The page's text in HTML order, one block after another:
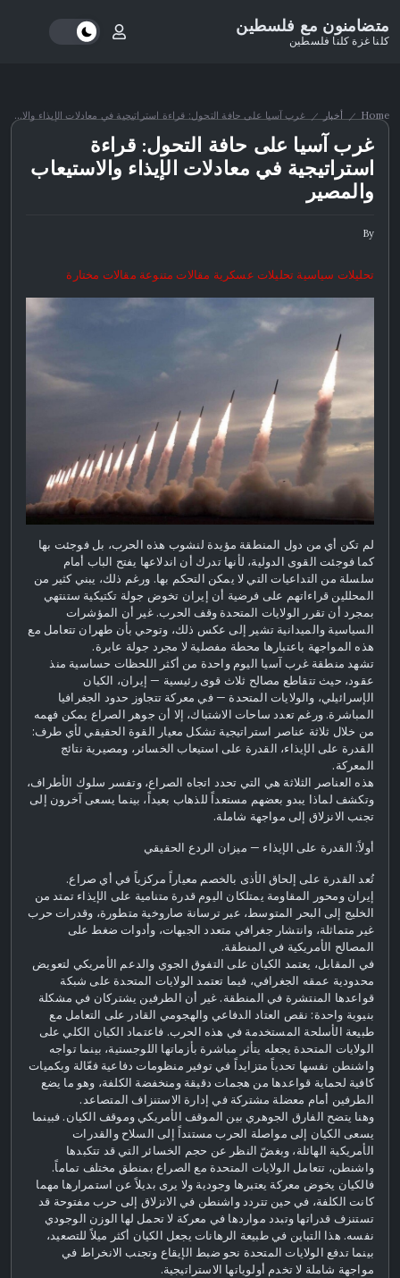
متضامنون مع فلسطين
كلنا غزة كلنا فلسطين
Home
/ أخبار / غرب آسيا على حافة التحول: قراءة استراتيجية في معادلات الإيذاء والاستيعاب والمصير
غرب آسيا على حافة التحول: قراءة
استراتيجية في معادلات الإيذاء والاستيعاب
والمصير
By
تحليلات سياسية تحليلات عسكرية مقالات متنوعة مقالات مختارة
لم تكن أي من دول المنطقة مؤيدة لنشوب هذه الحرب، بل فوجئت بها
كما فوجئت القوى الدولية، لأنها تدرك أن اندلاعها يفتح الباب أمام
سلسلة من التداعيات التي لا يمكن التحكم بها. ورغم ذلك، يبني كثير من
المحللين قراءاتهم على فرضية أن إيران تخوض جولة تكتيكية ستنتهي
بمجرد أن تقرر الولايات المتحدة وقف الحرب. غير أن المؤشرات
السياسية والميدانية تشير إلى عكس ذلك، وتوحي بأن طهران تتعامل مع
هذه المواجهة باعتبارها محطة مفصلية لا مجرد جولة عابرة.
تشهد منطقة غرب آسيا اليوم واحدة من أكثر اللحظات حساسية منذ
عقود، حيث تتقاطع مصالح ثلاث قوى رئيسية — إيران، الكيان
الإسرائيلي، والولايات المتحدة — في معركة تتجاوز حدود الجغرافيا
المباشرة. ورغم تعدد ساحات الاشتباك، إلا أن جوهر الصراع يمكن فهمه
من خلال ثلاثة عناصر استراتيجية تشكل معيار القوة الحقيقي لأي طرف:
القدرة على الإيذاء، القدرة على استيعاب الخسائر، ومصيرية نتائج
المعركة.
هذه العناصر الثلاثة هي التي تحدد اتجاه الصراع، وتفسر سلوك الأطراف،
وتكشف لماذا يبدو بعضهم مستعداً للذهاب بعيداً، بينما يسعى آخرون إلى
تجنب الانزلاق إلى مواجهة شاملة.
أولاً: القدرة على الإيذاء — ميزان الردع الحقيقي
تُعد القدرة على إلحاق الأذى بالخصم معياراً مركزياً في أي صراع.
إيران ومحور المقاومة يمتلكان اليوم قدرة متنامية على الإيذاء تمتد من
الخليج إلى البحر المتوسط، عبر ترسانة صاروخية متطورة، وقدرات حرب
غير متماثلة، وانتشار جغرافي متعدد الجبهات، وأدوات ضغط على
المصالح الأمريكية في المنطقة.
في المقابل، يعتمد الكيان على التفوق الجوي والدعم الأمريكي لتعويض
محدودية عمقه الجغرافي، فيما تعتمد الولايات المتحدة على شبكة
قواعدها المنتشرة في المنطقة. غير أن الطرفين يشتركان في مشكلة
بنيوية واحدة: نقص العتاد الدفاعي والهجومي القادر على التعامل مع
طبيعة الأسلحة المستخدمة في هذه الحرب. فاعتماد الكيان الكلي على
الولايات المتحدة يجعله يتأثر مباشرة بأزماتها اللوجستية، بينما تواجه
واشنطن نفسها تحدياً متزايداً في توفير منظومات دفاعية فعّالة وبكميات
كافية لحماية قواعدها من هجمات دقيقة ومنخفضة الكلفة، وهو ما يضع
الطرفين أمام معضلة مشتركة في إدارة الاستنزاف المتصاعد.
وهنا يتضح الفارق الجوهري بين الموقف الأمريكي وموقف الكيان. فبينما
يسعى الكيان إلى مواصلة الحرب مستنداً إلى السلاح والقدرات
الأمريكية الهائلة، وبغضّ النظر عن حجم الخسائر التي قد تتكبدها
واشنطن، تتعامل الولايات المتحدة مع الصراع بمنطق مختلف تماماً.
فالكيان يخوض معركة يعتبرها وجودية ولا يرى بديلاً عن استمرارها مهما
كانت الكلفة، في حين تتردد واشنطن في الانزلاق إلى حرب مفتوحة قد
تستنزف قدراتها وتبدد مواردها في معركة لا تحمل لها الوزن الوجودي
نفسه. هذا التباين في طبيعة الرهانات يجعل الكيان أكثر ميلاً للتصعيد،
بينما تدفع الولايات المتحدة نحو ضبط الإيقاع وتجنب الانخراط في
مواجهة شاملة لا تخدم أولوياتها الاستراتيجية.